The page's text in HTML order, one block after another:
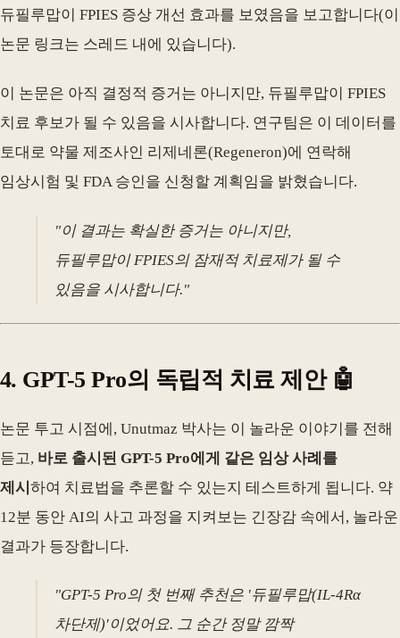
듀필루맙이 FPIES 증상 개선 효과를 보였음을 보고합니다(이
논문 링크는 스레드 내에 있습니다).
이 논문은 아직 결정적 증거는 아니지만, 듀필루맙이 FPIES
치료 후보가 될 수 있음을 시사합니다. 연구팀은 이 데이터를
토대로 약물 제조사인 리제네론(Regeneron)에 연락해
임상시험 및 FDA 승인을 신청할 계획임을 밝혔습니다.
"이 결과는 확실한 증거는 아니지만,
듀필루맙이 FPIES의 잠재적 치료제가 될 수
있음을 시사합니다."
4. GPT-5 Pro의 독립적 치료 제안 🤖
논문 투고 시점에, Unutmaz 박사는 이 놀라운 이야기를 전해
듣고, 바로 출시된 GPT-5 Pro에게 같은 임상 사례를
제시 하여 치료법을 추론할 수 있는지 테스트하게 됩니다. 약
12분 동안 AI의 사고 과정을 지켜보는 긴장감 속에서, 놀라운
결과가 등장합니다.
"GPT-5 Pro의 첫 번째 추천은 '듀필루맙(IL-4Rα
차단제)'이었어요. 그 순간 정말 깜짝